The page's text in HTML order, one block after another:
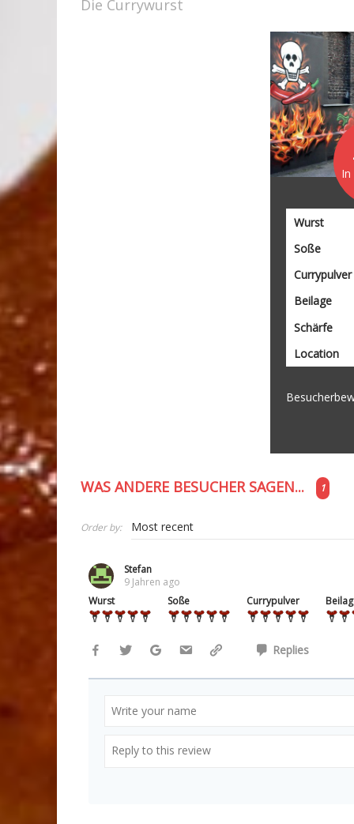
Die Currywurst
In
Wurst
Soße
Currypulver
Beilage
Schärfe
Location
WAS ANDERE BESUCHER SAGEN... 1
Order by:
Stefan
9 Jahren ago
Wurst
Soße Currypulver
Replies